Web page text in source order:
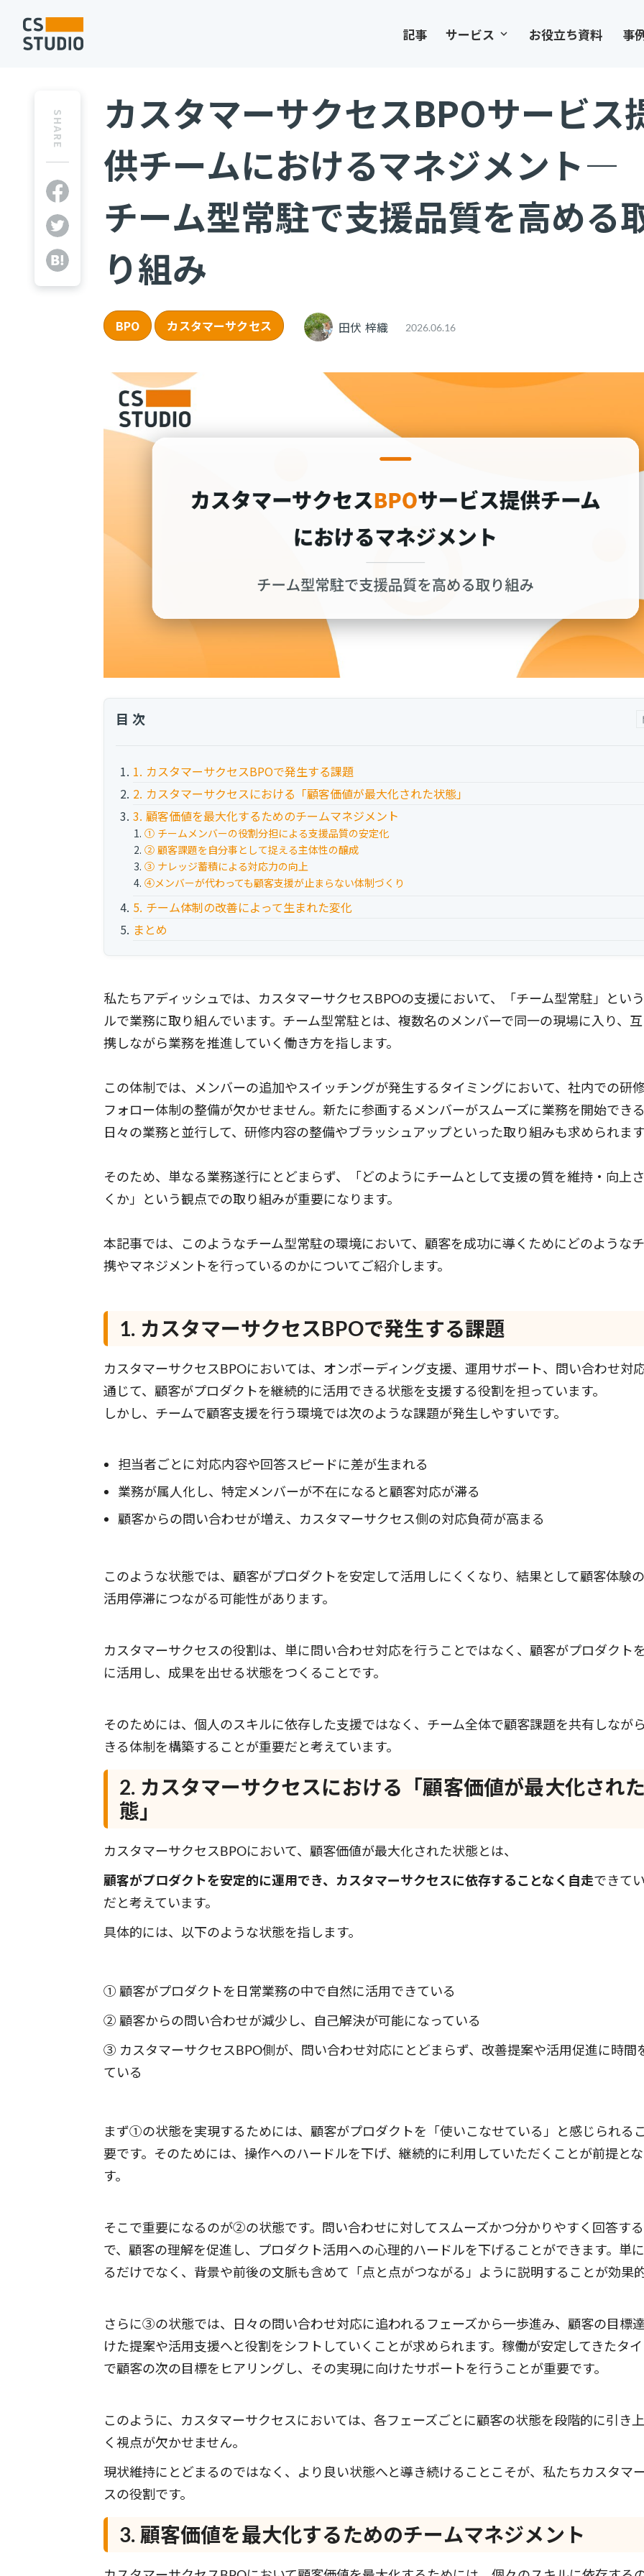
記事 サービス keyboard_arrow_down お役立ち資料 事
SHARE
カスタマーサクセスBPOサービス
供チームにおけるマネジメント―
チーム型常駐で支援品質を高める
り組み
BPO カスタマーサクセス 田伏 梓織 2026.06.16
1. カスタマーサクセスBPOで発生する課題
2. カスタマーサクセスにおける「顧客価値が最大化された状態」
3. 顧客価値を最大化するためのチームマネジメント
① チームメンバーの役割分担による支援品質の安定化
② 顧客課題を自分事として捉える主体性の醸成
③ ナレッジ蓄積による対応力の向上
④メンバーが代わっても顧客支援が止まらない体制づくり
5. チーム体制の改善によって生まれた変化
まとめ
目次
私たちアディッシュでは、カスタマーサクセスBPOの支援において、「チーム型常駐」とい
ルで業務に取り組んでいます。チーム型常駐とは、複数名のメンバーで同一の現場に入り、
携しながら業務を推進していく働き方を指します。
この体制では、メンバーの追加やスイッチングが発生するタイミングにおいて、社内での研
フォロー体制の整備が欠かせません。新たに参画するメンバーがスムーズに業務を開始でき
日々の業務と並行して、研修内容の整備やブラッシュアップといった取り組みも求められま
そのため、単なる業務遂行にとどまらず、「どのようにチームとして支援の質を維持・向上
くか」という観点での取り組みが重要になります。
本記事では、このようなチーム型常駐の環境において、顧客を成功に導くためにどのような
携やマネジメントを行っているのかについてご紹介します。
1. カスタマーサクセスBPOで発生する課題
カスタマーサクセスBPOにおいては、オンボーディング支援、運用サポート、問い合わせ対
通じて、顧客がプロダクトを継続的に活用できる状態を支援する役割を担っています。
しかし、チームで顧客支援を行う環境では次のような課題が発生しやすいです。
担当者ごとに対応内容や回答スピードに差が生まれる
業務が属人化し、特定メンバーが不在になると顧客対応が滞る
顧客からの問い合わせが増え、カスタマーサクセス側の対応負荷が高まる
このような状態では、顧客がプロダクトを安定して活用しにくくなり、結果として顧客体験
活用停滞につながる可能性があります。
カスタマーサクセスの役割は、単に問い合わせ対応を行うことではなく、顧客がプロダクト
に活用し、成果を出せる状態をつくることです。
そのためには、個人のスキルに依存した支援ではなく、チーム全体で顧客課題を共有しなが
きる体制を構築することが重要だと考えています。
2. カスタマーサクセスにおける「顧客価値が最大化され
態」
カスタマーサクセスBPOにおいて、顧客価値が最大化された状態とは、
顧客がプロダクトを安定的に運用でき、カスタマーサクセスに依存することなく自走できて
だと考えています。
具体的には、以下のような状態を指します。
① 顧客がプロダクトを日常業務の中で自然に活用できている
② 顧客からの問い合わせが減少し、自己解決が可能になっている
③ カスタマーサクセスBPO側が、問い合わせ対応にとどまらず、改善提案や活用促進に時間
ている
まず①の状態を実現するためには、顧客がプロダクトを「使いこなせている」と感じられる
要です。そのためには、操作へのハードルを下げ、継続的に利用していただくことが前提と
す。
そこで重要になるのが②の状態です。問い合わせに対してスムーズかつ分かりやすく回答す
で、顧客の理解を促進し、プロダクト活用への心理的ハードルを下げることができます。単
るだけでなく、背景や前後の文脈も含めて「点と点がつながる」ように説明することが効果
さらに③の状態では、日々の問い合わせ対応に追われるフェーズから一歩進み、顧客の目標
けた提案や活用支援へと役割をシフトしていくことが求められます。稼働が安定してきたタ
で顧客の次の目標をヒアリングし、その実現に向けたサポートを行うことが重要です。
このように、カスタマーサクセスにおいては、各フェーズごとに顧客の状態を段階的に引き
く視点が欠かせません。
現状維持にとどまるのではなく、より良い状態へと導き続けることこそが、私たちカスタマ
スの役割です。
3. 顧客価値を最大化するためのチームマネジメント